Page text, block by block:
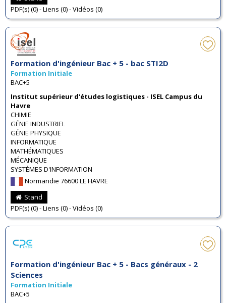
PDF(s) (0) - Liens (0) - Vidéos (0)
Formation d'ingénieur Bac + 5 - bac STI2D
Formation Initiale
BAC+5
Institut supérieur d'études logistiques - ISEL Campus du
Havre
CHIMIE
GÉNIE INDUSTRIEL
GÉNIE PHYSIQUE
INFORMATIQUE
MATHÉMATIQUES
MÉCANIQUE
SYSTÈMES D'INFORMATION
Normandie 76600 LE HAVRE
Stand
PDF(s) (0) - Liens (0) - Vidéos (0)
Formation d'ingénieur Bac + 5 - Bacs généraux - 2
Sciences
Formation Initiale
BAC+5